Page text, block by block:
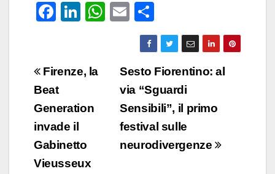
F
e
b
o
o
k
Li
e
n
W
E
m
ail
o
n
di
vi
di
Navigazione
articoli
Sesto Fiorentino: al
via “Sguardi
Sensibili”, il primo
festival sulle
neurodivergenze
Firenze, la
Beat
Generation
invade il
Gabinetto
Vieusseux